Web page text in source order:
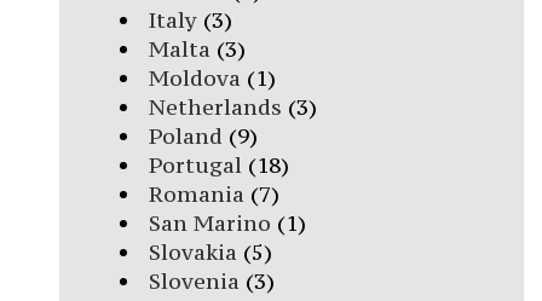
Italy(3)
Malta (3)
Moldova (1)
Netherlands (3)
Poland (9)
Portugal(18)
Romania (7)
San Marino (1)
Slovakia (5)
Slovenia (3)